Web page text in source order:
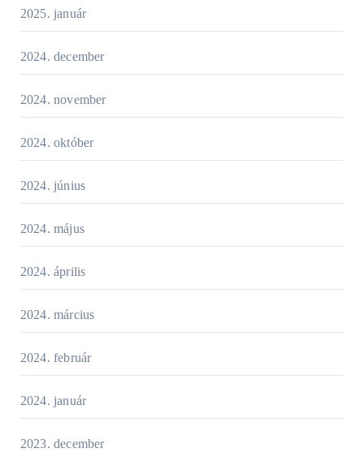
2025. január
2024. december
2024. november
2024. október
2024. június
2024. május
2024. április
2024. március
2024. február
2024. január
2023. december